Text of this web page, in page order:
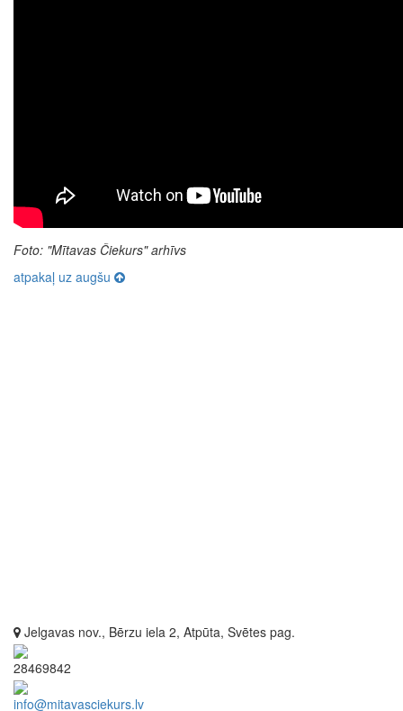
Foto: "Mītavas Čiekurs" arhīvs
atpakaļ uz augšu
Jelgavas nov., Bērzu iela 2, Atpūta, Svētes pag.
28469842
info@mitavasciekurs.lv